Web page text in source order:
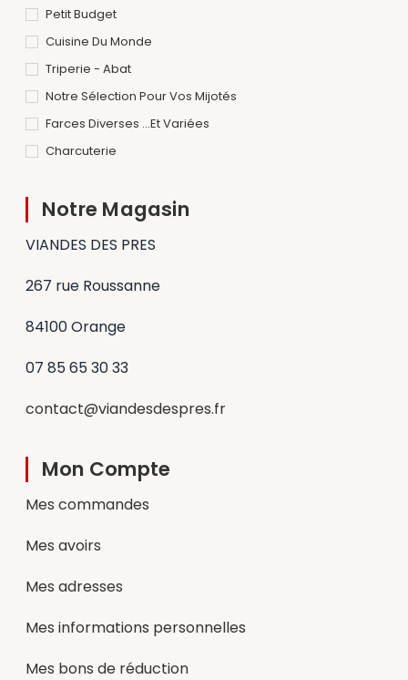
Petit Budget
Cuisine Du Monde
Triperie - Abat
Notre Sélection Pour Vos Mijotés
Farces Diverses ...et Variées
Charcuterie
Notre Magasin
VIANDES DES PRES
267 rue Roussanne
84100 Orange
07 85 65 30 33
contact@viandesdespres.fr
Mon Compte
Mes commandes
Mes avoirs
Mes adresses
Mes informations personnelles
Mes bons de réduction